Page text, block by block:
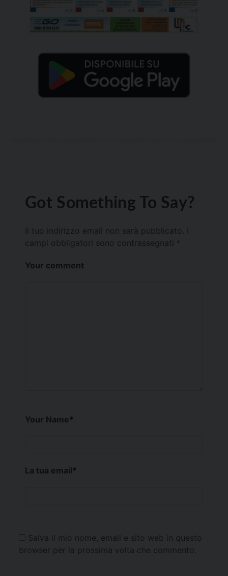
Got Something To Say?
Il tuo indirizzo email non sarà pubblicato.
campi obbligatori sono contrassegnati *
Your comment
Your Name*
La tua email*
Salva il mio nome, email e sito web in questo
browser per la prossima volta che commento.